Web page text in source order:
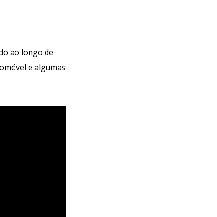
ao longo de
e algumas